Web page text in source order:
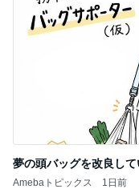
夢の頭バッグを改良し
Amebaトピックス 1日前